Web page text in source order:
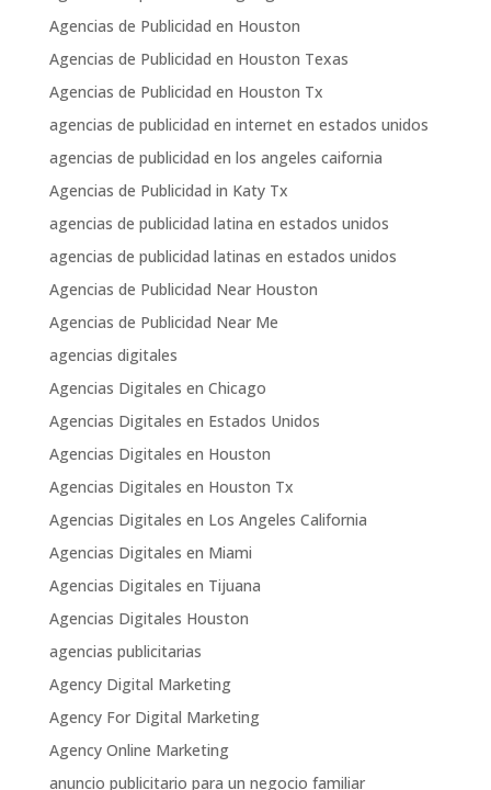
Agencias de Publicidad en Houston
Agencias de Publicidad en Houston Texas
Agencias de Publicidad en Houston Tx
agencias de publicidad en internet en estados unidos
agencias de publicidad en los angeles caifornia
Agencias de Publicidad in Katy Tx
agencias de publicidad latina en estados unidos
agencias de publicidad latinas en estados unidos
Agencias de Publicidad Near Houston
Agencias de Publicidad Near Me
agencias digitales
Agencias Digitales en Chicago
Agencias Digitales en Estados Unidos
Agencias Digitales en Houston
Agencias Digitales en Houston Tx
Agencias Digitales en Los Angeles California
Agencias Digitales en Miami
Agencias Digitales en Tijuana
Agencias Digitales Houston
agencias publicitarias
Agency Digital Marketing
Agency For Digital Marketing
Agency Online Marketing
anuncio publicitario para un negocio familiar